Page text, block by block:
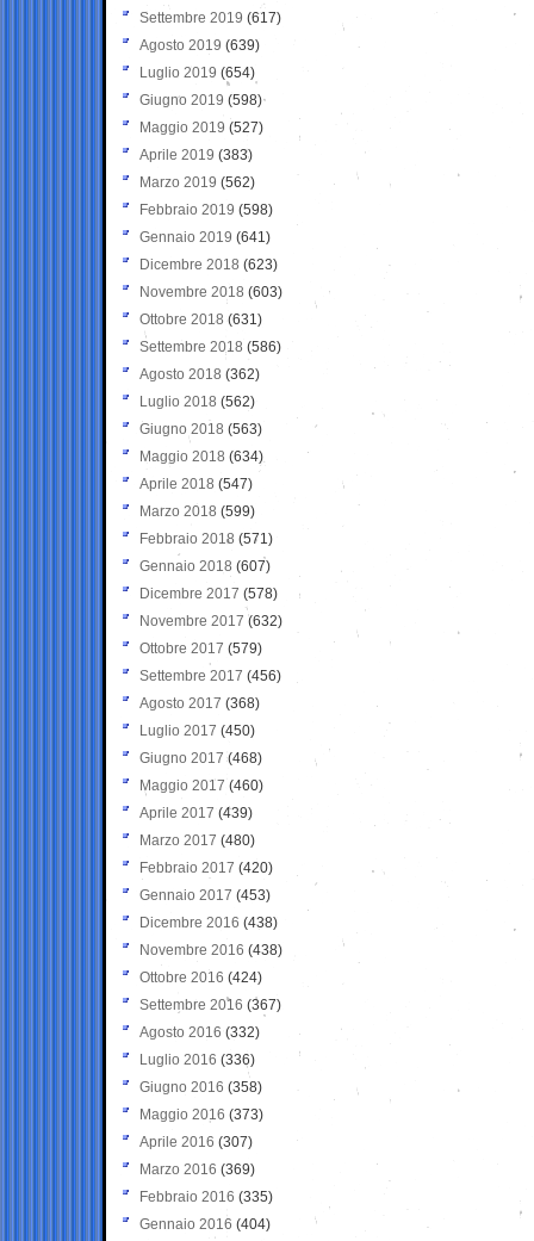
Settembre 2019 (617)
Agosto 2019 (639)
Luglio 2019 (654)
Giugno 2019 (598)
Maggio 2019 (527)
Aprile 2019 (383)
Marzo 2019 (562)
Febbraio 2019 (598)
Gennaio 2019 (641)
Dicembre 2018 (623)
Novembre 2018 (603)
Ottobre 2018 (631)
Settembre 2018 (586)
Agosto 2018 (362)
Luglio 2018 (562)
Giugno 2018 (563)
Maggio 2018 (634)
Aprile 2018 (547)
Marzo 2018 (599)
Febbraio 2018 (571)
Gennaio 2018 (607)
Dicembre 2017 (578)
Novembre 2017 (632)
Ottobre 2017 (579)
Settembre 2017 (456)
Agosto 2017 (368)
Luglio 2017 (450)
Giugno 2017 (468)
Maggio 2017 (460)
Aprile 2017 (439)
Marzo 2017 (480)
Febbraio 2017 (420)
Gennaio 2017 (453)
Dicembre 2016 (438)
Novembre 2016 (438)
Ottobre 2016 (424)
Settembre 2016 (367)
Agosto 2016 (332)
Luglio 2016 (336)
Giugno 2016 (358)
Maggio 2016 (373)
Aprile 2016 (307)
Marzo 2016 (369)
Febbraio 2016 (335)
Gennaio 2016 (404)